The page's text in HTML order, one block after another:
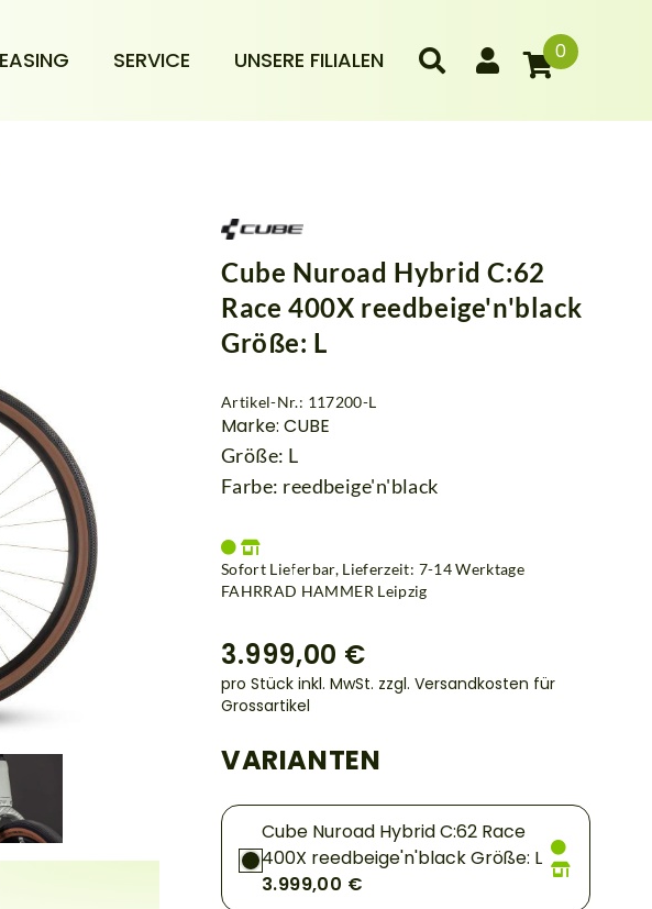
SERVICE UNSERE FILIALEN 0
Cube Nuroad Hybrid C:62
Race 400X reedbeige'n'black
Größe: L
Artikel-Nr.: 117200-L
Marke: CUBE
Größe: L
Farbe: reedbeige'n'black
Sofort Lieferbar, Lieferzeit: 7-14 Werktage
FAHRRAD HAMMER Leipzig
3.999,00 €
pro Stück inkl. MwSt. zzgl. Versandkosten für
Grossartikel
VARIANTEN
Cube Nuroad Hybrid C:62 Race
400X reedbeige'n'black Größe: L
3.999,00 €